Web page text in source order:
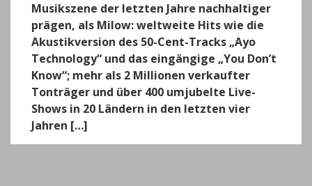
Musikszene der letzten Jahre nachhaltiger
prägen, als Milow: weltweite Hits wie die
Akustikversion des 50-Cent-Tracks „Ayo
Technology“ und das eingängige „You Don’t
Know“; mehr als 2 Millionen verkaufter
Tonträger und über 400 umjubelte Live-
Shows in 20 Ländern in den letzten vier
Jahren […]